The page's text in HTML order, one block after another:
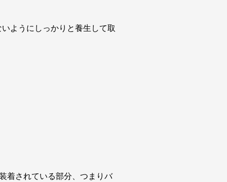
ようにしっかりと養生して取
着されている部分、つまりバ